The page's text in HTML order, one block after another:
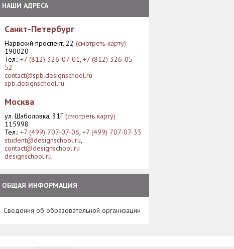
НАШИ АДРЕСА
Санкт-Петербург
Нарвский проспект, 22 (смотреть карту)
190020
Тел.: +7 (812) 326-07-01, +7 (812) 326-05-
52
contact@spb.designschool.ru
spb.designschool.ru
Москва
ул. Шаболовка, 31Г (смотреть карту)
115998
Тел.: +7 (499) 707-07-06, +7 (499) 707-07-33
student@designschool.ru,
contact@designschool.ru
designschool.ru
ОБЩАЯ ИНФОРМАЦИЯ
Сведения об образовательной организации